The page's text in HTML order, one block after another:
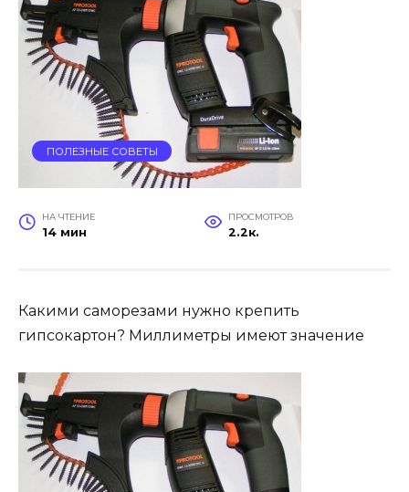
ПОЛЕЗНЫЕ СОВЕТЫ
НА ЧТЕНИЕ
14 мин
ПРОСМОТРОВ
2.2к.
Какими саморезами нужно крепить
гипсокартон? Миллиметры имеют значение